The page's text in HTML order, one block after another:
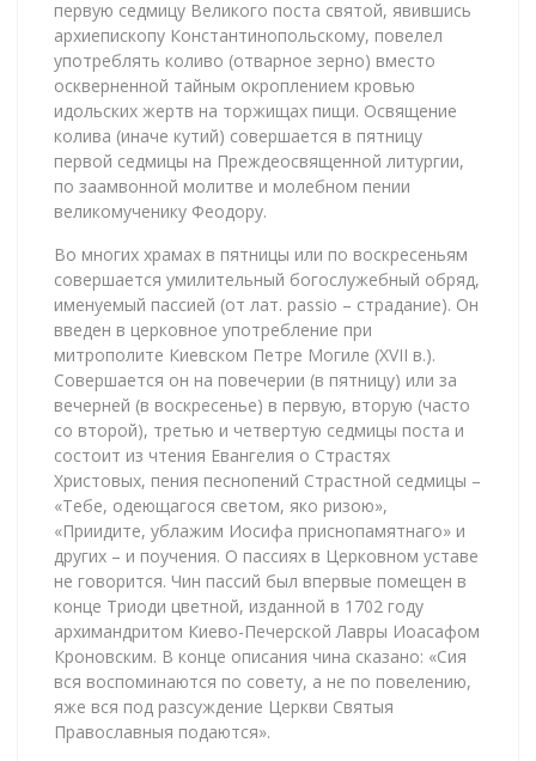
первую седмицу Великого поста святой, явившись
архиепископу Константинопольскому, повелел
употреблять коливо (отварное зерно) вместо
оскверненной тайным окроплением кровью
идольских жертв на торжищах пищи. Освящение
колива (иначе кутий) совершается в пятницу
первой седмицы на Преждеосвященной литургии,
по заамвонной молитве и молебном пении
великомученику Феодору.
Во многих храмах в пятницы или по воскресеньям
совершается умилительный богослужебный обряд,
именуемый пассией (от лат. passio – страдание). Он
введен в церковное употребление при
митрополите Киевском Петре Могиле (XVII в.).
Совершается он на повечерии (в пятницу) или за
вечерней (в воскресенье) в первую, вторую (часто
со второй), третью и четвертую седмицы поста и
состоит из чтения Евангелия о Страстях
Христовых, пения песнопений Страстной седмицы –
«Тебе, одеющагося светом, яко ризою»,
«Приидите, ублажим Иосифа приснопамятнаго» и
других – и поучения. О пассиях в Церковном уставе
не говорится. Чин пассий был впервые помещен в
конце Триоди цветной, изданной в 1702 году
архимандритом Киево-Печерской Лавры Иоасафом
Кроновским. В конце описания чина сказано: «Сия
вся воспоминаются по совету, а не по повелению,
яже вся под разсуждение Церкви Святыя
Православныя подаются».